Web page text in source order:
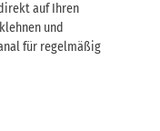
auf Ihren
und
für regelmäßig